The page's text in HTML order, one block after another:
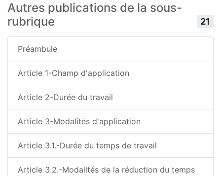
Autres publications de la sous-
rubrique
21
Préambule
Article 1-Champ d'application
Article 2-Durée du travail
Article 3-Modalités d'application
Article 3.1.-Durée du temps de travail
Article 3.2.-Modalités de la réduction du temps